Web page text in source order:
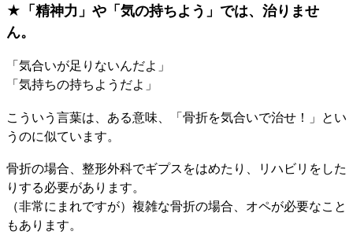
★「精神力」や「気の持ちよう」では、治りませ
ん。
「気合いが足りないんだよ」
「気持ちの持ちようだよ」
こういう言葉は、ある意味、「骨折を気合いで治せ！」とい
うのに似ています。
骨折の場合、整形外科でギプスをはめたり、リハビリをした
りする必要があります。
（非常にまれですが）複雑な骨折の場合、オペが必要なこと
もあります。